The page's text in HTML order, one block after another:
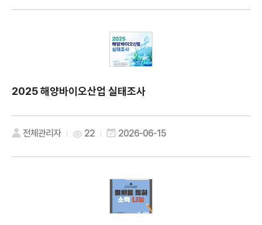
2025 해양바이오산업 실태조사
전체관리자 22 2026-06-15